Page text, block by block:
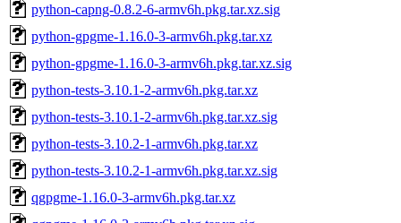
python-capng-0.8.2-6-armv6h.pkg.tar.xz.sig
python-gpgme-1.16.0-3-armv6h.pkg.tar.xz
python-gpgme-1.16.0-3-armv6h.pkg.tar.xz.sig
python-tests-3.10.1-2-armv6h.pkg.tar.xz
python-tests-3.10.1-2-armv6h.pkg.tar.xz.sig
python-tests-3.10.2-1-armv6h.pkg.tar.xz
python-tests-3.10.2-1-armv6h.pkg.tar.xz.sig
qgpgme-1.16.0-3-armv6h.pkg.tar.xz